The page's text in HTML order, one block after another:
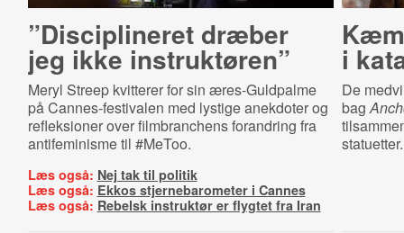
”Disciplineret dræber
jeg ikke instruktøren”
Meryl Streep kvitterer for sin æres-Guldpalme
på Cannes-festivalen med lystige anekdoter og
refleksioner over filmbranchens forandring fra
antifeminisme til #MeToo.
Læs også: Nej tak til politik
Læs også: Ekkos stjernebarometer i Cannes
Læs også: Rebelsk instruktør er flygtet fra Iran
i
De
bag
statuetter.